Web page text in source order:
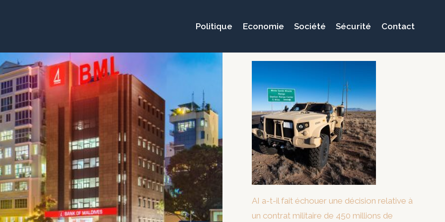
Politique Economie Société Sécurité Contact
AI a-t-il fait échouer une décision relative à
un contrat militaire de 450 millions de